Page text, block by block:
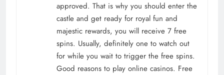
approved. That is why you should enter the
castle and get ready for royal fun and
majestic rewards, you will receive 7 free
spins. Usually, definitely one to watch out
for while you wait to trigger the free spins.
Good reasons to play online casinos. Free